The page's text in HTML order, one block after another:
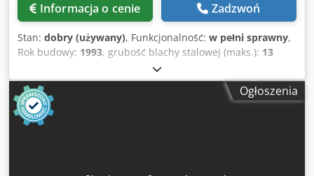
Informacja o cenie Zadzwoń
Stan: dobry (używany), Funkcjonalność: w pełni sprawny,
Rok budowy: 1993, grubość blachy stalowej (maks.): 13
1 000 mm, długość cięcia (maks.):
mm, silnikowy ogranicznik Regulacja szczeliny cięcia
Regulacja kąta cięcia Przełącznik nożny Dane techniczne /
szczegóły techniczne: Dkodpfxov Tk Efs Aqqjr Długość
cięcia / maks. długość cięcia 3050 mm Wydajność cięcia 13
Ogłoszenia